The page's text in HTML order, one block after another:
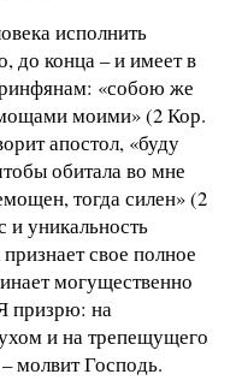
исполнить
до конца – и имеет в
«собою же
моими» (2 Кор.
апостол, «буду
обитала во мне
тогда силен» (2
и уникальность
свое полное
могущественно
призрю: на
и на трепещущего
молвит Господь.